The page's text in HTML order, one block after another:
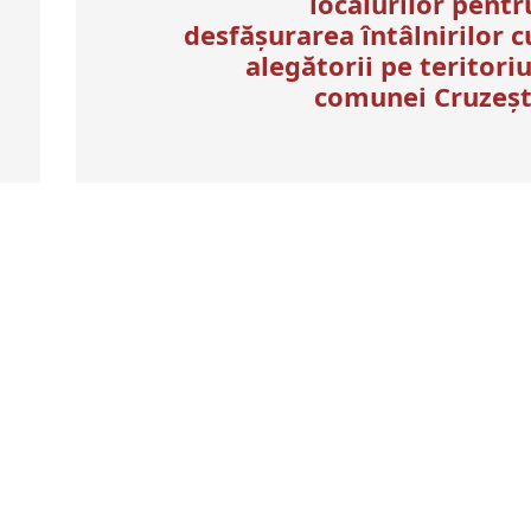
desfășurarea întâlnirilor
alegătorii pe
comunei